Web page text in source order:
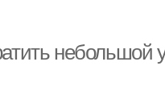
небольшой